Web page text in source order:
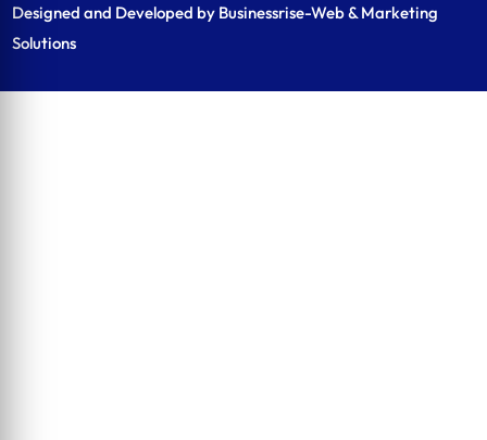
Designed and Developed by Businessrise-Web & Marketing
Solutions